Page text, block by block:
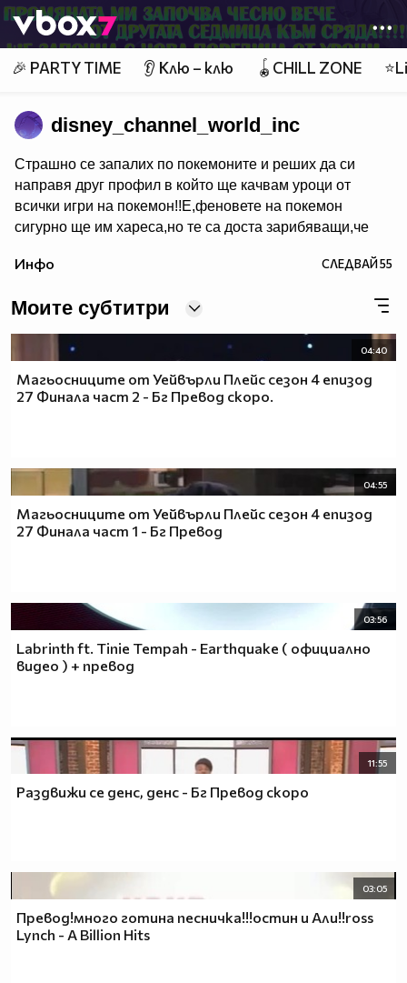
Member of
👾
🎉 PARTY TIME 👂 Клю – клю 🪀CHILL ZONE
disney_channel_world_inc
Страшно се запалих по покемоните и реших да си
направя друг профил в който ще качвам уроци от
всички игри на покемон!!Е,феновете на покемон
сигурно ще им хареса,но те са доста зарибяващи,че
маниа.Е,покемон уроци очаквайте скоро в новият
Инфо СЛЕДВАЙ55
Моите субтитри
04:40
Магьосниците от Уейвърли Плейс сезон 4 епизод
27 Финала част 2 - Бг Превод скоро.
04:55
Магьосниците от Уейвърли Плейс сезон 4 епизод
27 Финала част 1 - Бг Превод
03:56
Labrinth ft. Tinie Tempah - Earthquake ( официално
видео ) + превод
11:55
Раздвижи се денс, денс - Бг Превод скоро
03:05
Превод!много готина песничка!!!остин и Али!!ross
Lynch - A Billion Hits